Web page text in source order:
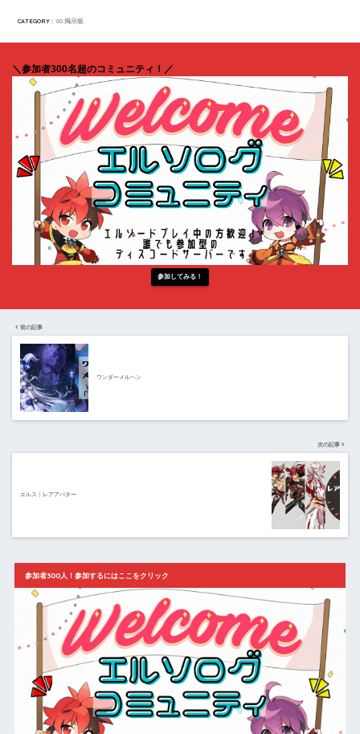
CATEGORY : 00.掲示板
＼参加者300名超のコミュニティ！／
参加してみる！
前の記事
ワンダーメルヘン
次の記事
エルス｜レアアバター
参加者300人！参加するにはここをクリック